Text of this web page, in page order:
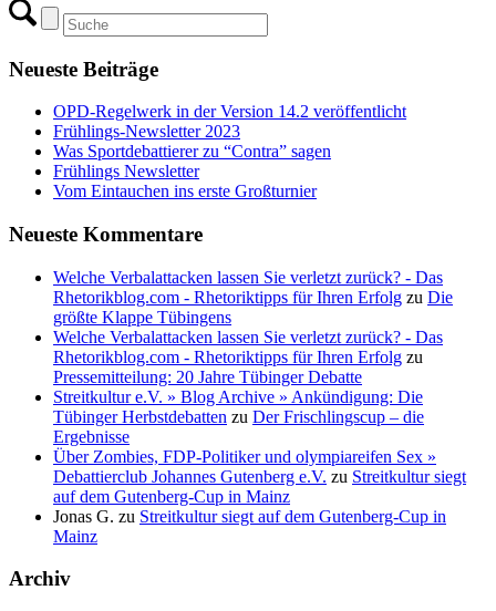
Neueste Beiträge
OPD-Regelwerk in der Version 14.2 veröffentlicht
Frühlings-Newsletter 2023
Was Sportdebattierer zu “Contra” sagen
Frühlings Newsletter
Vom Eintauchen ins erste Großturnier
Neueste Kommentare
Welche Verbalattacken lassen Sie verletzt zurück? - Das
Rhetorikblog.com - Rhetoriktipps für Ihren Erfolg zu Die
größte Klappe Tübingens
Welche Verbalattacken lassen Sie verletzt zurück? - Das
Rhetorikblog.com - Rhetoriktipps für Ihren Erfolg zu
Pressemitteilung: 20 Jahre Tübinger Debatte
Streitkultur e.V. » Blog Archive » Ankündigung: Die
Tübinger Herbstdebatten zu Der Frischlingscup – die
Ergebnisse
Über Zombies, FDP-Politiker und olympiareifen Sex »
Debattierclub Johannes Gutenberg e.V. zu Streitkultur siegt
auf dem Gutenberg-Cup in Mainz
Jonas G. zu Streitkultur siegt auf dem Gutenberg-Cup in
Mainz
Archiv